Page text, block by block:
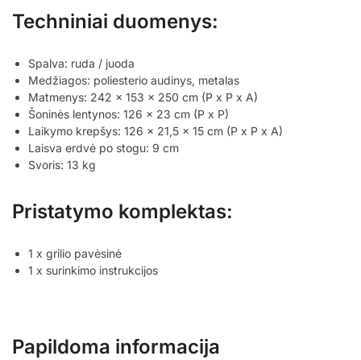
Techniniai duomenys:
Spalva: ruda / juoda
Medžiagos: poliesterio audinys, metalas
Matmenys: 242 x 153 x 250 cm (P x P x A)
Šoninės lentynos: 126 x 23 cm (P x P)
Laikymo krepšys: 126 x 21,5 x 15 cm (P x P x A)
Laisva erdvė po stogu: 9 cm
Svoris: 13 kg
Pristatymo komplektas:
1 x grilio pavėsinė
1 x surinkimo instrukcijos
Papildoma informacija